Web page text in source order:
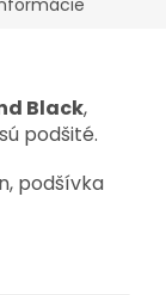
Black,
podšité.
podšívka